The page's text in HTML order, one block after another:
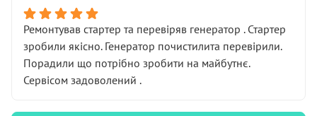
Ремонтував стартер та перевіряв генератор . Стартер
зробили якісно. Генератор почистилита перевірили.
Порадили що потрібно зробити на майбутнє.
Сервісом задоволений .